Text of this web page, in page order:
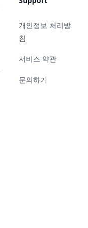
개인정보 처리방
침
서비스 약관
문의하기